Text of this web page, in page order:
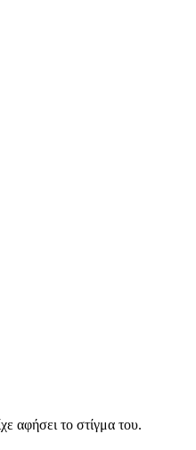
αφήσει το στίγμα του.